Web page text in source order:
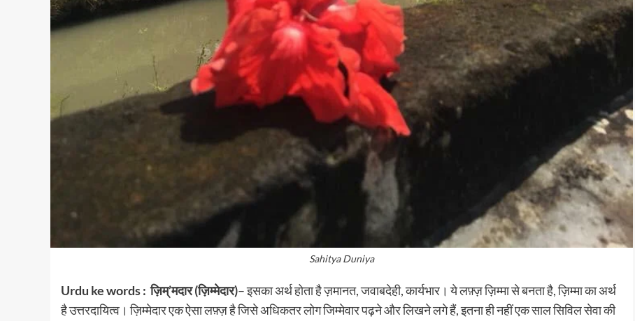
Sahitya Duniya
Urdu ke words : ज़िम्’मदार (ज़िम्मेदार)– इसका अर्थ होता है ज़मानत, जवाबदेही, कार्यभार। ये लफ़्ज़ ज़िम्मा से बनता है, ज़िम्मा का अर्थ
है उत्तरदायित्व। ज़िम्मेदार एक ऐसा लफ़्ज़ है जिसे अधिकतर लोग जिम्मेवार पढ़ने और लिखने लगे हैं, इतना ही नहीं एक साल सिविल सेवा की